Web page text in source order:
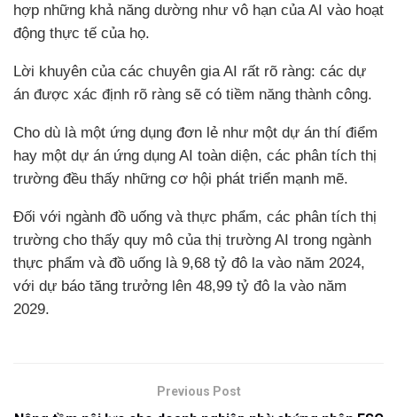
hợp những khả năng dường như vô hạn của AI vào hoạt
động thực tế của họ.
Lời khuyên của các chuyên gia AI rất rõ ràng: các dự
án được xác định rõ ràng sẽ có tiềm năng thành công.
Cho dù là một ứng dụng đơn lẻ như một dự án thí điểm
hay một dự án ứng dụng AI toàn diện, các phân tích thị
trường đều thấy những cơ hội phát triển mạnh mẽ.
Đối với ngành đồ uống và thực phẩm, các phân tích thị
trường cho thấy quy mô của thị trường AI trong ngành
thực phẩm và đồ uống là 9,68 tỷ đô la vào năm 2024,
với dự báo tăng trưởng lên 48,99 tỷ đô la vào năm
2029.
Previous Post